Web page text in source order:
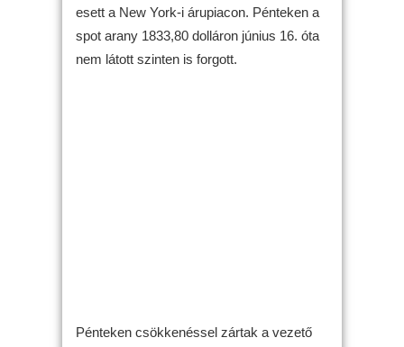
esett a New York-i árupiacon. Pénteken a
spot arany 1833,80 dolláron június 16. óta
nem látott szinten is forgott.
Pénteken csökkenéssel zártak a vezető